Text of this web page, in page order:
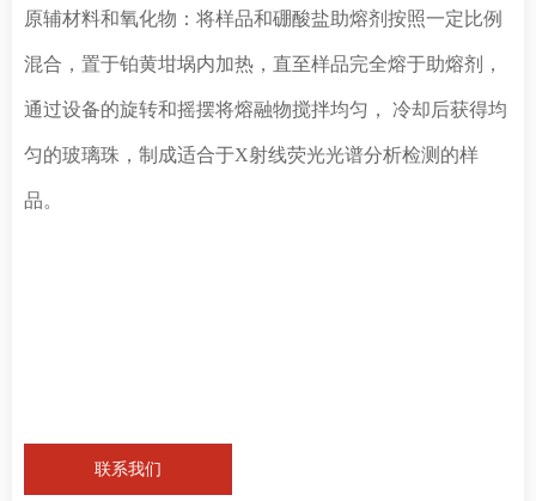
原辅材料和氧化物：将样品和硼酸盐助熔剂按照一定比例
混合，置于铂黄坩埚内加热，直至样品完全熔于助熔剂，
通过设备的旋转和摇摆将熔融物搅拌均匀， 冷却后获得均
匀的玻璃珠，制成适合于X射线荧光光谱分析检测的样
品。
联系我们